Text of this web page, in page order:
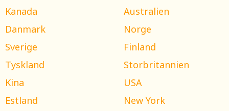
Kanada
Australien
Danmark
Norge
Sverige
Finland
Tyskland
Storbritannien
Kina
USA
Estland
New York